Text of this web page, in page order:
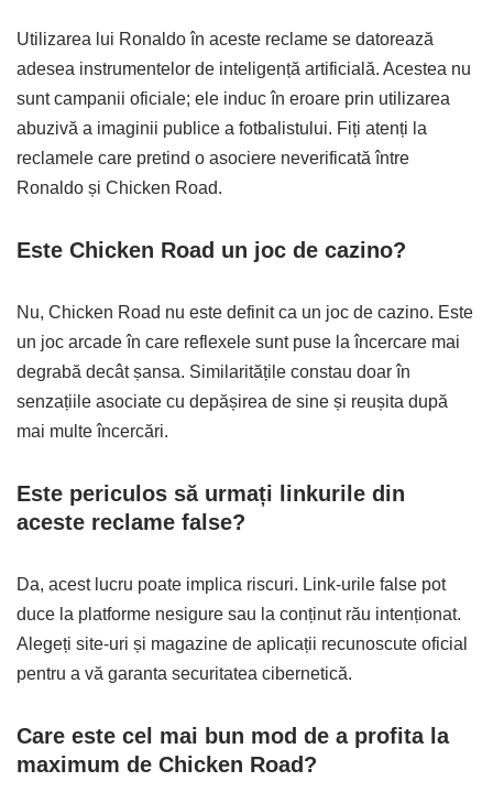
Utilizarea lui Ronaldo în aceste reclame se datorează
adesea instrumentelor de inteligență artificială. Acestea nu
sunt campanii oficiale; ele induc în eroare prin utilizarea
abuzivă a imaginii publice a fotbalistului. Fiți atenți la
reclamele care pretind o asociere neverificată între
Ronaldo și Chicken Road.
Este Chicken Road un joc de cazino?
Nu, Chicken Road nu este definit ca un joc de cazino. Este
un joc arcade în care reflexele sunt puse la încercare mai
degrabă decât șansa. Similaritățile constau doar în
senzațiile asociate cu depășirea de sine și reușita după
mai multe încercări.
Este periculos să urmați linkurile din
aceste reclame false?
Da, acest lucru poate implica riscuri. Link-urile false pot
duce la platforme nesigure sau la conținut rău intenționat.
Alegeți site-uri și magazine de aplicații recunoscute oficial
pentru a vă garanta securitatea cibernetică.
Care este cel mai bun mod de a profita la
maximum de Chicken Road?